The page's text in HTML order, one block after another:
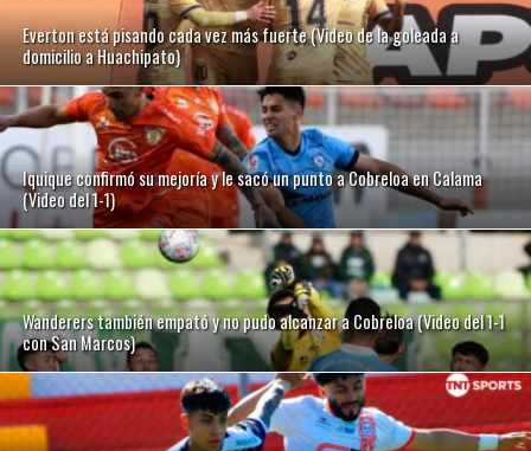
Everton está pisando cada vez más fuerte (Video de la goleada a
domicilio a Huachipato)
Iquique confirmó su mejoría y le sacó un punto a Cobreloa en Calama
(Video del 1-1)
Wanderers también empató y no pudo alcanzar a Cobreloa (Video del 1-1
con San Marcos)